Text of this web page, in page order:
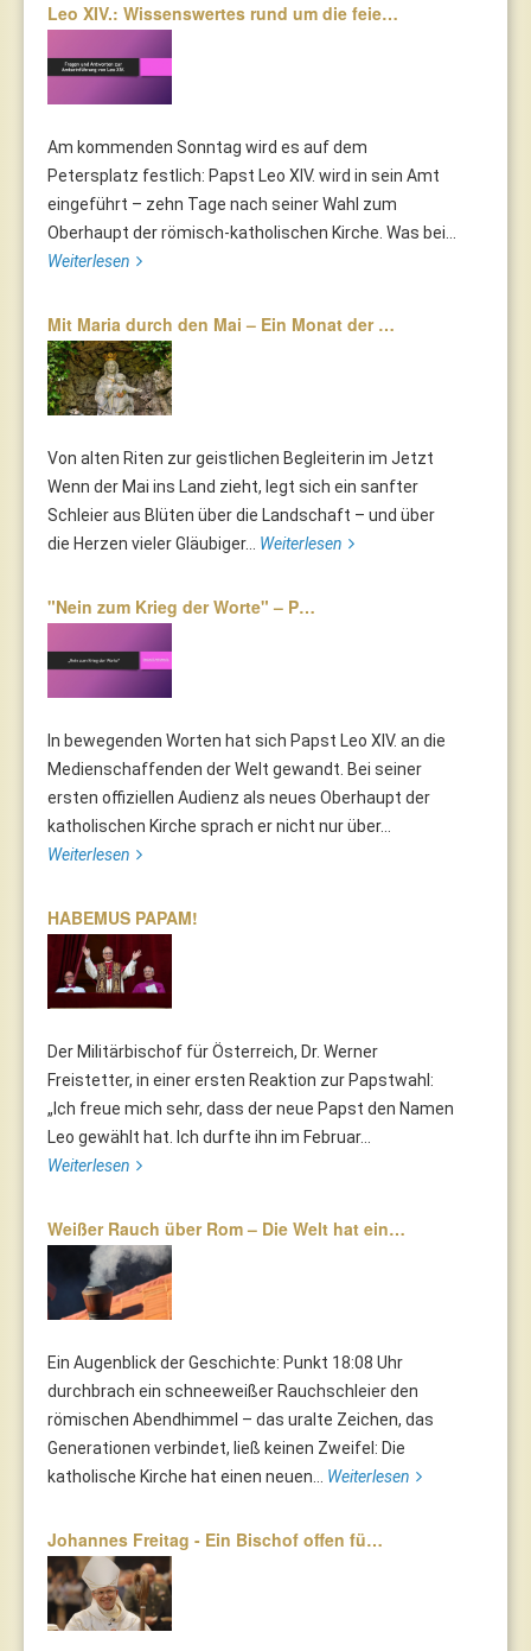
Leo XIV.: Wissenswertes rund um die feie…
Am kommenden Sonntag wird es auf dem
Petersplatz festlich: Papst Leo XIV. wird in sein Amt
eingeführt – zehn Tage nach seiner Wahl zum
Oberhaupt der römisch-katholischen Kirche. Was bei...
Weiterlesen
Mit Maria durch den Mai – Ein Monat der …
Von alten Riten zur geistlichen Begleiterin im Jetzt
Wenn der Mai ins Land zieht, legt sich ein sanfter
Schleier aus Blüten über die Landschaft – und über
die Herzen vieler Gläubiger... Weiterlesen
"Nein zum Krieg der Worte" – P…
In bewegenden Worten hat sich Papst Leo XIV. an die
Medienschaffenden der Welt gewandt. Bei seiner
ersten offiziellen Audienz als neues Oberhaupt der
katholischen Kirche sprach er nicht nur über...
Weiterlesen
HABEMUS PAPAM!
Der Militärbischof für Österreich, Dr. Werner
Freistetter, in einer ersten Reaktion zur Papstwahl:
„Ich freue mich sehr, dass der neue Papst den Namen
Leo gewählt hat. Ich durfte ihn im Februar...
Weiterlesen
Weißer Rauch über Rom – Die Welt hat ein…
Ein Augenblick der Geschichte: Punkt 18:08 Uhr
durchbrach ein schneeweißer Rauchschleier den
römischen Abendhimmel – das uralte Zeichen, das
Generationen verbindet, ließ keinen Zweifel: Die
katholische Kirche hat einen neuen... Weiterlesen
Johannes Freitag - Ein Bischof offen fü…